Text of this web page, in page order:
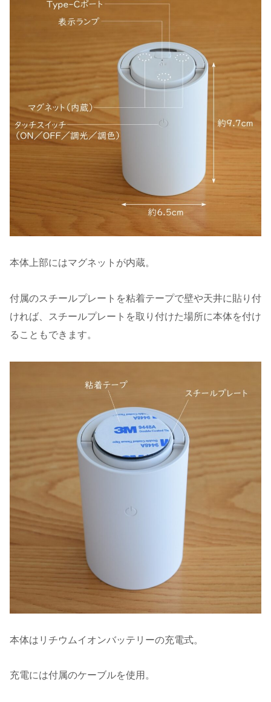
本体上部にはマグネットが内蔵。
付属のスチールプレートを粘着テープで壁や天井に貼り付
ければ、スチールプレートを取り付けた場所に本体を付け
ることもできます。
本体はリチウムイオンバッテリーの充電式。
充電には付属のケーブルを使用。